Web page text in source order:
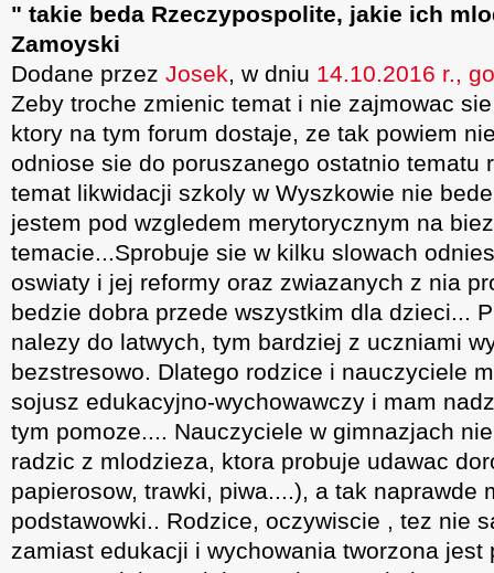
" takie beda Rzeczypospolite, jakie ich
Zamoyski
Dodane przez Josek, w dniu 14.10.2016 r.,
Zeby troche zmienic temat i nie zajmowac
ktory na tym forum dostaje, ze tak powiem
odniose sie do poruszanego ostatnio tematu
temat likwidacji szkoly w Wyszkowie nie
jestem pod wzgledem merytorycznym na
temacie...Sprobuje sie w kilku slowach
oswiaty i jej reformy oraz zwiazanych z nia
bedzie dobra przede wszystkim dla dzieci...
nalezy do latwych, tym bardziej z uczniami
bezstresowo. Dlatego rodzice i nauczyciele
sojusz edukacyjno-wychowawczy i mam
tym pomoze.... Nauczyciele w gimnazjach
radzic z mlodzieza, ktora probuje udawac
papierosow, trawki, piwa....), a tak naprawde
podstawowki.. Rodzice, oczywiscie , tez nie
zamiast edukacji i wychowania tworzona